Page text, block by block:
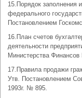
15.Порядок заполнения
федерального
Постановлением
16.План счетов
деятельности
Министерства
17.Правила продажи
Утв. Постановлением
1993г. № 895.